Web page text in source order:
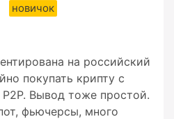
новичок
на российский
покупать крипту с
P2P. Вывод тоже простой.
фьючерсы, много